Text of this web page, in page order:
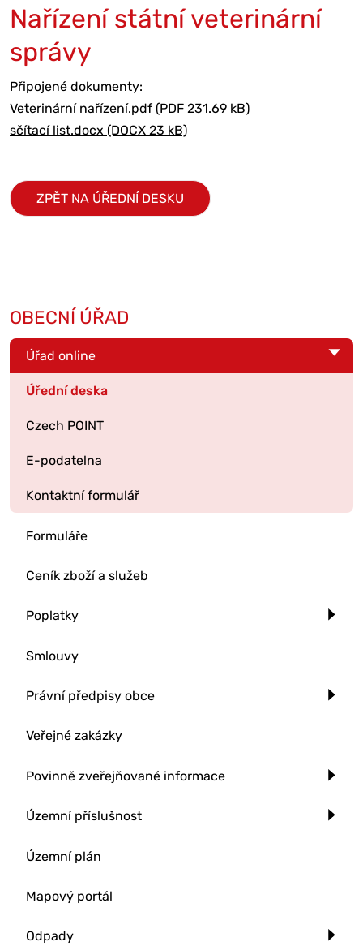
Nařízení státní veterinární
správy
Připojené dokumenty:
Veterinární nařízení.pdf (PDF 231.69 kB)
sčítací list.docx (DOCX 23 kB)
ZPĚT NA ÚŘEDNÍ DESKU
OBECNÍ ÚŘAD
Úřad online
Úřední deska
Czech POINT
E-podatelna
Kontaktní formulář
Formuláře
Ceník zboží a služeb
Poplatky
Smlouvy
Právní předpisy obce
Veřejné zakázky
Povinně zveřejňované informace
Územní příslušnost
Územní plán
Mapový portál
Odpady